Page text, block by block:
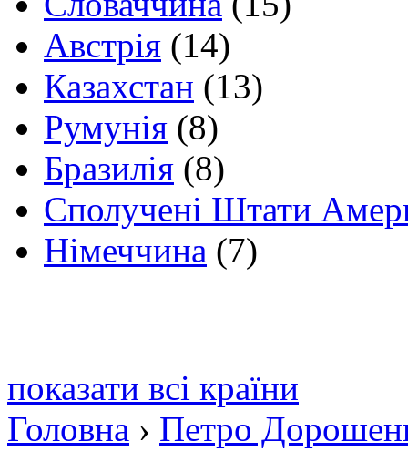
Австрія (14)
Казахстан (13)
Румунія (8)
Бразилія (8)
Сполучені Штати
Німеччина (7)
показати всі країни
Головна › Петро